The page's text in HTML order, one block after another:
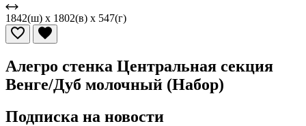
1842(ш) x 1802(в) x 547(г)
Алегро стенка Центральная секция
Венге/Дуб молочный (Набор)
Подписка на новости